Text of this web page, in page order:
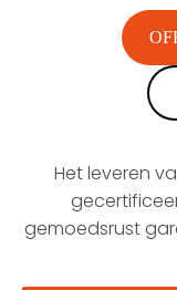
Het leveren
gemoedsrust